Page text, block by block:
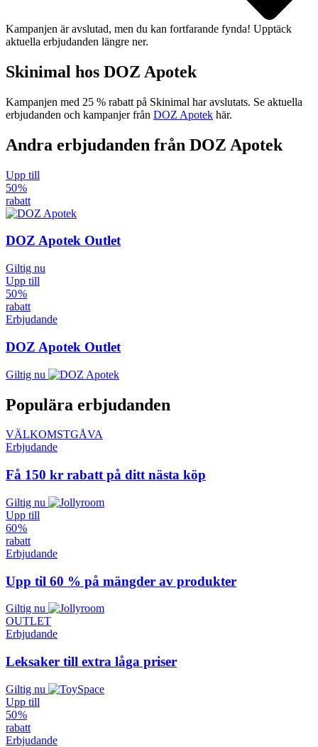
Kampanjen är avslutad, men du kan fortfarande fynda! Upptäck
aktuella erbjudanden längre ner.
Skinimal hos DOZ Apotek
Kampanjen med 25 % rabatt på Skinimal har avslutats. Se aktuella
erbjudanden och kampanjer från DOZ Apotek här.
Andra erbjudanden från DOZ Apotek
Upp till
50 %
rabatt
DOZ Apotek Outlet
Giltig nu
Upp till
50 %
rabatt
Erbjudande
DOZ Apotek Outlet
Giltig nu
Populära erbjudanden
VÄLKOMSTGÅVA
Erbjudande
Få 150 kr rabatt på ditt nästa köp
Giltig nu
Upp till
60 %
rabatt
Erbjudande
Upp til 60 % på mängder av produkter
Giltig nu
OUTLET
Erbjudande
Leksaker till extra låga priser
Giltig nu
Upp till
50 %
rabatt
Erbjudande